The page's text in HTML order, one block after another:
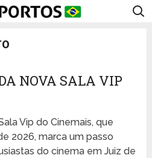
NOVA SALA VIP
Vip do Cinemais, que
2026, marca um passo
do cinema em Juiz de